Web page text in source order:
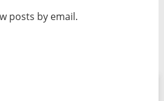
posts by email.